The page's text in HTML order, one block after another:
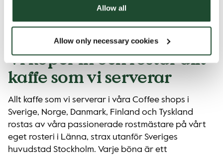
Allow all
Allow only necessary cookies
Vi köper in och rostar allt
kaffe som vi serverar
Allt kaffe som vi serverar i våra Coffee shops i
Sverige, Norge, Danmark, Finland och Tyskland
rostas av våra passionerade rostmästare på vårt
eget rosteri i Länna, strax utanför Sveriges
huvudstad Stockholm. Varje böna är ett